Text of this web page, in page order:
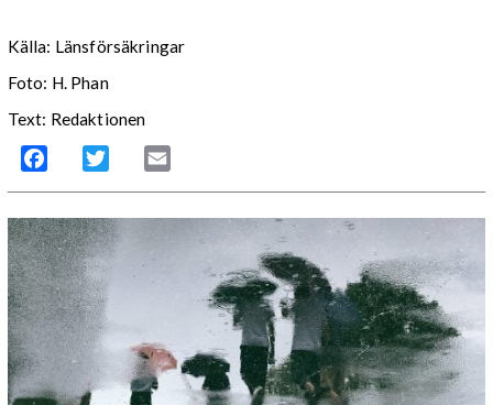
Källa: Länsförsäkringar
Foto: H. Phan
Text: Redaktionen
Facebook Twitter